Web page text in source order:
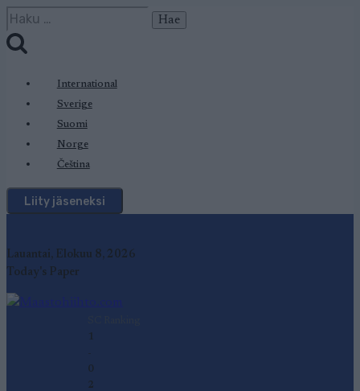
Siirry
sisältöön
Haku:
International
Sverige
Suomi
Norge
Čeština
Liity jäseneksi
Lauantai, Elokuu 8, 2026
Today's Paper
1
-
0
2